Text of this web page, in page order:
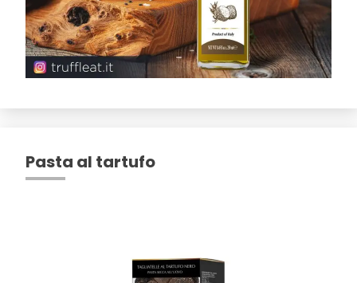
Pasta al tartufo